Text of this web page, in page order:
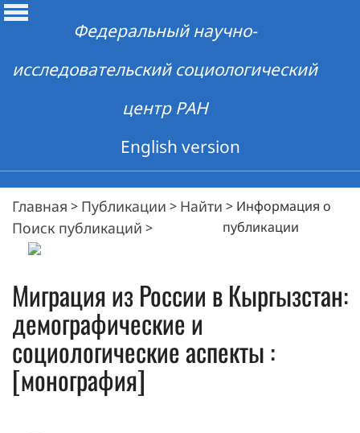
Федеральный научно-
исследовательский социологический
центр РАН
English version
Главная > Публикации > Найти >
Поиск публикаций >
Информация о
публикации
Миграция из России в Кыргызстан:
демографические и
социологические аспекты :
[монография]